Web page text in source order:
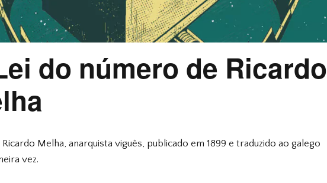
do número de Ricardo
Melha, anarquista viguês, publicado em 1899 e traduzido ao galego
vez.